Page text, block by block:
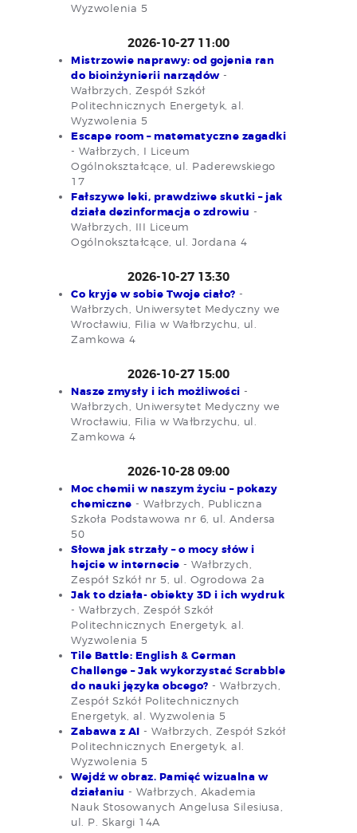
Wyzwolenia 5
2026-10-27 11:00
Mistrzowie naprawy: od gojenia ran
do bioinżynierii narządów-
Wałbrzych, Zespół Szkół
Politechnicznych Energetyk, al.
Wyzwolenia 5
Escape room – matematyczne zagadki
- Wałbrzych, I Liceum
Ogólnokształcące, ul. Paderewskiego
17
Fałszywe leki, prawdziwe skutki – jak
działa dezinformacja o zdrowiu -
Wałbrzych, III Liceum
Ogólnokształcące, ul. Jordana 4
2026-10-27 13:30
Co kryje w sobie Twoje ciało? -
Wałbrzych, Uniwersytet Medyczny we
Wrocławiu, Filia w Wałbrzychu, ul.
Zamkowa 4
2026-10-27 15:00
Nasze zmysły i ich możliwości -
Wałbrzych, Uniwersytet Medyczny we
Wrocławiu, Filia w Wałbrzychu, ul.
Zamkowa 4
2026-10-28 09:00
Moc chemii w naszym życiu – pokazy
chemiczne - Wałbrzych, Publiczna
Szkoła Podstawowa nr 6, ul. Andersa
50
Słowa jak strzały – o mocy słów i
hejcie w internecie - Wałbrzych,
Zespół Szkół nr 5, ul. Ogrodowa 2a
Jak to działa- obiekty 3D i ich wydruk
- Wałbrzych, Zespół Szkół
Politechnicznych Energetyk, al.
Wyzwolenia 5
Tile Battle: English & German
Challenge – Jak wykorzystać Scrabble
do nauki języka obcego? - Wałbrzych,
Zespół Szkół Politechnicznych
Energetyk, al. Wyzwolenia 5
Zabawa z AI - Wałbrzych, Zespół Szkół
Politechnicznych Energetyk, al.
Wyzwolenia 5
Wejdź w obraz. Pamięć wizualna w
działaniu - Wałbrzych, Akademia
Nauk Stosowanych Angelusa Silesiusa,
ul. P. Skargi 14A